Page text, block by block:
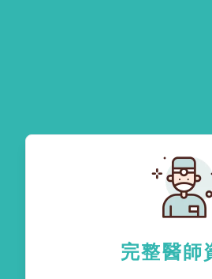
完整醫師